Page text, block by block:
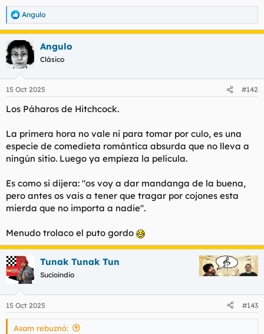
R
e
a
c
c
i
e
:
Angulo
Angulo
Clásico
15 Oct 2025 #142
Los Páharos de Hitchcock.
La primera hora no vale ni para tomar por culo, es una
especie de comedieta romántica absurda que no lleva a
ningún sitio. Luego ya empieza la película.
Es como si dijera: "os voy a dar mandanga de la buena,
pero antes os vais a tener que tragar por cojones esta
mierda que no importa a nadie".
Menudo trolaco el puto gordo
Tunak Tunak Tun
Sucioindio
15 Oct 2025 #143
Asam rebuznó: